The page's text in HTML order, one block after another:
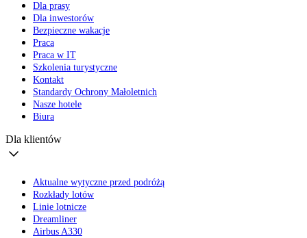
Dla prasy
Dla inwestorów
Bezpieczne wakacje
Praca
Praca w IT
Szkolenia turystyczne
Kontakt
Standardy Ochrony Małoletnich
Nasze hotele
Biura
Dla klientów
Aktualne wytyczne przed podróżą
Rozkłady lotów
Linie lotnicze
Dreamliner
Airbus A330